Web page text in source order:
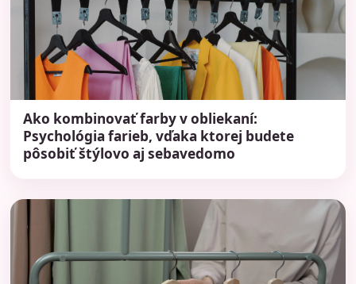
Ako kombinovať farby v obliekaní:
Psychológia farieb, vďaka ktorej budete
pôsobiť štýlovo aj sebavedomo